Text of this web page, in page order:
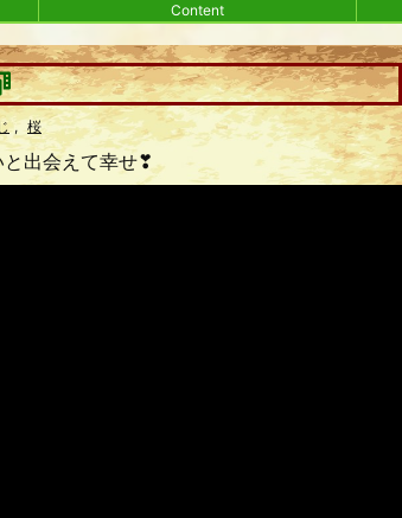
Content
, 桜
と出会えて幸せ❣